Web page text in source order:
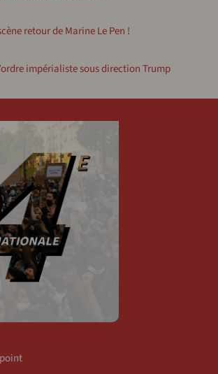
retour de Marine Le Pen !
impérialiste sous direction Trump